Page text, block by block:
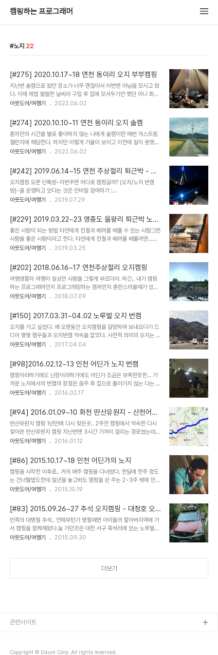
캠핑하는 프로그래머
노지 22
[#275] 2020.10.17~18 연천 동이리 오지 부부캠핑
지난번 솔캠으로 왔던 장소가 너무 괜찮아서 이번엔 마님을 모시고 왔
다. 이제 제법 쌀쌀한 날씨라 구입 후 집에 모셔두기만 했던 미니 화목
난로도 챙겨왔다. 계속 장작을 넣어줘야 하는 다소 번거로움이 있었지
통 구멍 잘 챙겨야했는데 첨 가져나온지라 요로코롬 나무조각을 이용
해서 텐트면에 닿지 않게만 잘 구성 이중연통과 가죽 절연덮개가 필요
하단걸 역시 따땃하고 좋으니 편하게 누워서 쉬는 마님 밖에 나오면 일
단 쉬는게 쵝오 나는 밖으로 나왔지 오늘은 별사진도 건질 수 있을까
해서 별은 많은데 카메라에 담기는 쉽지않지 시린손을 감수하며 여러
를 느끼는데 즐거움에 대한 열정이 식은건지 몸이..
아웃도어/여행기 2022.06.02
[#274] 2020.10.10~11 연천 동이리 오지 솔캠
혼자만의 시간을 별로 좋아하지 않는 나에게 솔캠이란 매번 익스트림
챌린지에 해당한다. 하지만 이렇게 가을이 보이고 이전에 알지 못했던
스페이스를 찾아낸다는것은 생각보다 재미있고 즐거운 일이라서 시간
다. 이곳에 자리를 잡고 대략적으로 여기가 어딘가 보니 동이리 주상절
리 포인트에서 강물 하류따라 대각선 아래 위치한곳 혼자 나오니 뭐 그
닥 짐이 많을 필요는 없었으나 기본적으로 있어야 할건 다 있어야 했기
에 뭐라도 먹고 뭐라도 채울라면 기본은 있어야하지 불멍시간도 필요
하고 나의 공간을 사진속에 남기는 시간도 혼자만의 생각정리 시간도
하자면 담아놓기만 했던 생각들을 풀어 내 머리속에..
아웃도어/여행기 2022.06.02
[#242] 2019.06.14~15 연천 주상절리 퇴근박 - 오
지캠핑 오픈톡방 정모
오지캠핑 오픈 단톡방-이번주엔 어디로 캠핑갈까? (오지/노지 번캠
방)-을 운영하고 있다는 것은 안비밀 참여하기 :
https://open.kakao.com/o/gDo9bcJ 이 오픈 단톡방의 개설
캠핑 이벤트를 생성하거나 참여하고 2. 서로다른 새로운 캠핑크루를
만나 3. 오지/노지 및 캠핑과 관련된 포괄적인 공유를 하는 것을 취지
로 개설된 단톡방이다. 취지에 맞게 누구나 캠핑 계획을 공유하면 조인
하여 캠핑을 즐길 수 있는... 그런 형태로 운영하려고 했으나 참여가 저
조... 그랬다.. 아는 사람이 아니면 선뜻 캠핑에 조인하기 어려우니 먼
그러나... 추진과정에서의 조금..
아웃도어/여행기 2019.07.29
[#229] 2019.03.22~23 영종도 을왕리 퇴근박 노지
캠핑
좋은 사람이 되는 방법 타인에게 친절과 배려를 베풀 수 있는 사람그런
사람을 좋은 사람이라고 한다. 타인에게 친절과 배려를 베풀려면...일
단 스스로에게 그럴 수 있어야 하고그럴려면스스로가 그런 좋은 상황
박월요일 시연이 잡혀있어서내 성격상 휴일 근무를 분명히 할것이기
에... =_=선 강제휴식을 잡았다. 요즘들어"강제휴식"이란 말을 많이
자주 쓴다.스스로에게 휴식이 필요하다는것을 느끼기 때문이겠지. 그
러나 몸은머리의 지배를 받게 되어 있어서​머리가 쉬고있지 않으면몸
도 제대로 쉬질 못하는것 같더라. 그래서 이번엔parkcamp 대장님과
한참 지켜온 절주 (節酒)​술이라는..
아웃도어/여행기 2019.03.25
[#202] 2018.06.16~17 연천주상절리 오지캠핑
여행생활자 여행이 일상인 사람을 그렇게 부르더라. 하긴.. 내가 캠핑
하는 프로그래머인지 프로그래밍하는 캠퍼인지 혼란스러울때가 있다.
:-) 매주 떠나는 여행 그렇게 매주 새로운 곳을 찾아 떠나보려 하지만
를 찾아야하고 거리나 시간 날씨 등 고려해야할 사항들이 많다. 그래서
가끔은 이미 가봤던 곳을 찾아가기도 하는데 당연히 그곳은 좋은곳이
아니겠나 좋은곳이라는 기준은 여러가지가 있겠지만 내가 첫번째로
꼽는것은 경치(view)이다. 경치가 좋은곳은 보통 도착하자마자 눈에
보이는것에 압도되어 흥분이 시작되거나 힐링이 되기 시작한다. 그것
절리가 그러하다. 벌써 서너번은 찾아온곳..
아웃도어/여행기 2018.07.09
[#150] 2017.03.31~04.02 노루벌 오지 번캠
​​오지를 가고 싶었다. 꽤 오랜동안 오지캠핑을 갈망하며 보내오다가 드
디어 몇몇 캠우들과 오지번캠 약속을 잡았다. 사전적 의미의 오지는 인
적이 닿지않는 내륙지방을 뜻하는것이만 우리는 그저 캠핑장이 아닌
까운 그곳 들어가는 시간도 나가는 시간도 제약이 없는 조금 더 자유로
운 주인없는 땅 물론 국유지 이거나 누군가의 (방치해놓은) 사유지 일
수도 있으나, 대개는 누구도 제약하지 않기에... 노루벌... 홀로 계신 아
버지를 뵈러 가서 모시고 종종 들렀던 그곳. 이번에는 아버지를 모시지
않았다. 대신 캠우들과의 2박의 시간을 함께한 후 아버지를 뵙고 돌아
걸려 목적지인 대전 노루벌..
아웃도어/여행기 2017.04.04
[#98]2016.02.12~13 인천 어딘가 노지 번캠
캠핑이라하기에도 난장이라하기에도 어딘가 조금은 부족한듯한... 가
까운 노지에서의 번캠의 장점은 음주 후 집으로 돌아가지 않는 다는 점
​​​ 적은 비용으로 맛있는 음식을 직접 해 먹는다는 점 ​ 언제라도 금방 날
정적과 야경을 즐길 수 있다는 점 ​ 옹기종기 모여 군시절 추억을 되새
기며 취침에 임할 수 있다는 점 ​ 언제부터가 "우리"라고 부를 수 있는
공동체가 있다는 것이다... ​​
아웃도어/여행기 2016.02.17
[#94] 2016.01.09~10 화천 딴산유원지 - 산천어축
제
​딴산유원지 캠핑 1년만에 다시 찾은곳.. 2주전 캠핑에서 약속한 다시
찾아온 딴산유원지 캠핑 지난번엔 3시간 가까이 걸리는 경로였는데 1
년사이 도로가 생겼나 이동시간이 많이 줄었네.. 이 정도면 다닐만 한
에 조금 더 많은 시간을 목적지에서 보내기 위함이랄까... ​​ 동이 터오는
길을 따라 지난번엔 볼 수 없었던 경치 차를 잠시 세우고 졸음도 없앨
겸 주변 경관을 둘러본다. ​ 얼마 지난지 않아 도착한 딴산유원지... 예
년보다 따뜻한 날씨 탓에 빙벽도 예년만 못해보이긴하나 그래도 역시
장관이다.. ​ 일단 빵카를 먼저 치고... ​ 잠시동안의 휴식시간을 갖는다.
이..
아웃도어/여행기 2016.01.12
[#86] 2015.10.17~18 인천 어딘가의 노지
​​​캠핑을 시작한 이후로.. 거의 매주 캠핑을 다녀왔다. 한달에 한주 정도
는 건너뛸법도한데 일년을 놓고봐도 캠핑을 쉰 주는 2~3주 밖에 안된
다. 생각해보면 매번 캠핑을 위한 캠핑은 아니었다. 무엇을 하더라도
여행을 가고... 락페스티벌을 가고.. 낚시, 등산을 가고... 사람들을 만
나러 나갔는데 .. 거기에는 항상 캠핑이 함께 했던것 뿐이다. 이번주에
도 그저 좋아하는 형들과 동생들을 만나러 나선다. :-) 매주 아웃도어
활동을 나가다보니 신변정리가 어렵다 ㅋ 쇼핑은 인터넷으로 한다치
더라도 덥수룩 지저분하게 자란 이 머리는 어쩌란 말인가 ㅎㅎㅎ 그래
아웃도어/여행기 2015.10.19
[#83] 2015.09.26~27 추석 오지캠핑 - 대청호 오
지 실패로 노루벌 캠핑
​민족의 대명절 추석.. 언제부턴가 명절때면 아이들의 할아버지댁에 가
서 캠핑을 함께해왔다.늘 가던곳은 대전 서구 흑석리에 있는 노루벌매
번 같은 곳을 가다보니 이번에는 다른곳으로 가보면 어떨까하여 오지
히 출발한지라 목적지 부근에 갔을때는 이미 날이 조금씩 어두워지고
아웃도어/여행기 2015.09.30
더보기
Copyright © Daum Corp. All rights reserved.
관련사이트